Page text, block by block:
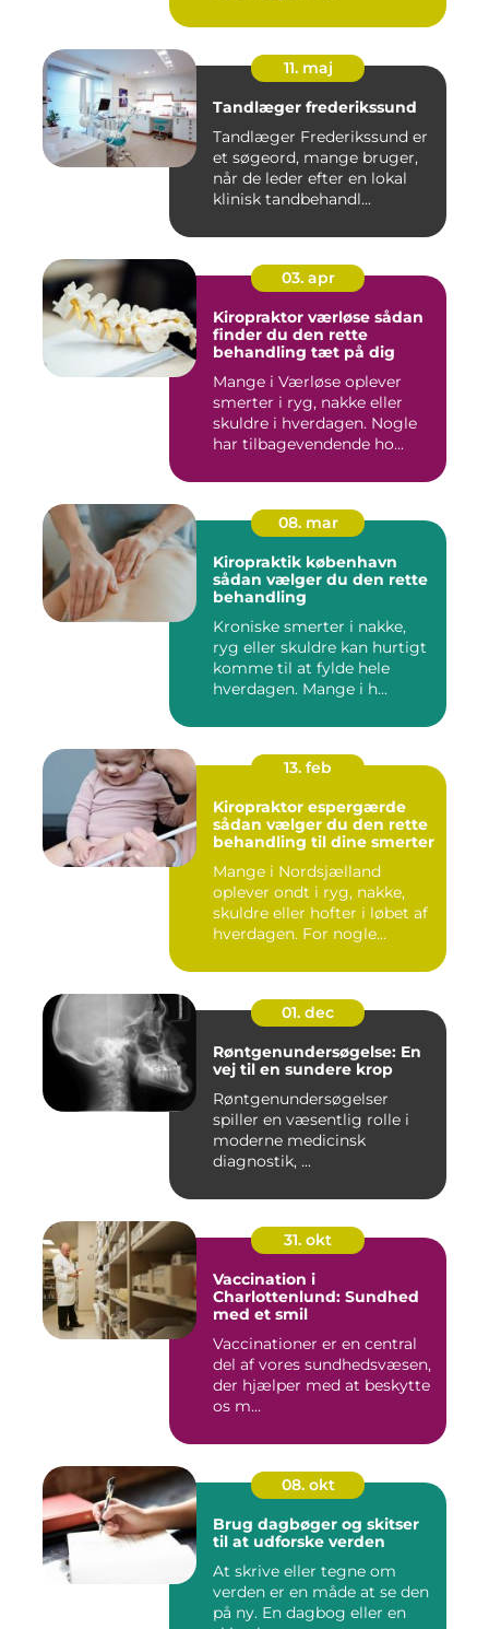
11. maj
Tandlæger frederikssund
Tandlæger Frederikssund er
et søgeord, mange bruger,
når de leder efter en lokal
klinisk tandbehandl...
03. apr
Kiropraktor værløse sådan
finder du den rette
behandling tæt på dig
Mange i Værløse oplever
smerter i ryg, nakke eller
skuldre i hverdagen. Nogle
har tilbagevendende ho...
08. mar
Kiropraktik københavn
sådan vælger du den rette
behandling
Kroniske smerter i nakke,
ryg eller skuldre kan hurtigt
komme til at fylde hele
hverdagen. Mange i h...
13. feb
Kiropraktor espergærde
sådan vælger du den rette
behandling til dine smerter
Mange i Nordsjælland
oplever ondt i ryg, nakke,
skuldre eller hofter i løbet af
hverdagen. For nogle...
01. dec
Røntgenundersøgelse: En
vej til en sundere krop
Røntgenundersøgelser
spiller en væsentlig rolle i
moderne medicinsk
diagnostik, ...
31. okt
Vaccination i
Charlottenlund: Sundhed
med et smil
Vaccinationer er en central
del af vores sundhedsvæsen,
der hjælper med at beskytte
os m...
08. okt
Brug dagbøger og skitser
til at udforske verden
At skrive eller tegne om
verden er en måde at se den
på ny. En dagbog eller en